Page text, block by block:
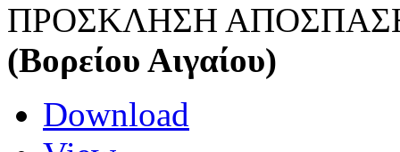
ΠΡΟΣΚΛΗΣΗ
(Βορείου Αιγαίου)
Download